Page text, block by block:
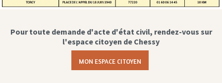
Pour toute demande d'acte d'état civil, rendez-vous sur
l'espace citoyen de Chessy
MON ESPACE CITOYEN